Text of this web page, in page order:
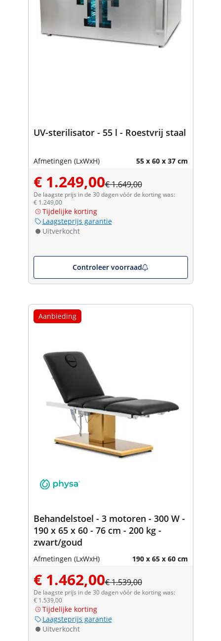
UV-sterilisator - 55 l - Roestvrij staal
Afmetingen (LxWxH) 55 x 60 x 37 cm
€ 1.249,00€ 1.649,00
De laagste prijs in de 30 dagen vóór de korting was:
€ 1.249,00
Tijdelijke korting
Laagsteprijs garantie
Uitverkocht
Controleer voorraad
Aanbieding
Behandelstoel - 3 motoren - 300 W -
190 x 65 x 60 - 76 cm - 200 kg -
zwart/goud
Afmetingen (LxWxH) 190 x 65 x 60 cm
€ 1.462,00€ 1.539,00
De laagste prijs in de 30 dagen vóór de korting was:
€ 1.539,00
Tijdelijke korting
Laagsteprijs garantie
Uitverkocht